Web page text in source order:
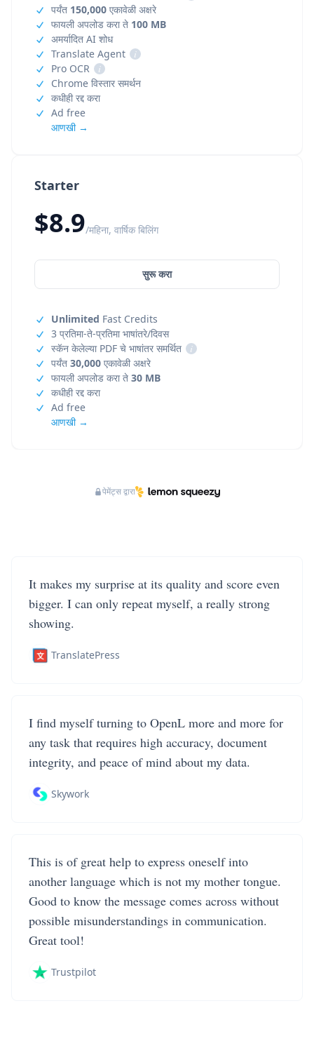
Starter
$8.9/महिना, वार्षिक बिलिंग
सुरू करा
Unlimited Fast Credits
3 प्रतिमा-ते-प्रतिमा भाषांतरे/दिवस
स्कॅन केलेल्या PDF चे भाषांतर समर्थित
i
पर्यंत 30,000 एकावेळी अक्षरे
फायली अपलोड करा ते 30 MB
कधीही रद्द करा
Ad free
आणखी →
पर्यंत 150,000 एकावेळी अक्षरे
फायली अपलोड करा ते 100 MB
अमर्यादित AI शोध
Translate Agent
i
Pro OCR
i
Chrome विस्तार समर्थन
कधीही रद्द करा
Ad free
आणखी →
पेमेंट्स द्वारा
It makes my surprise at its quality and score even
bigger. I can only repeat myself, a really strong
showing.
TranslatePress
I find myself turning to OpenL more and more for
any task that requires high accuracy, document
integrity, and peace of mind about my data.
Skywork
This is of great help to express oneself into
another language which is not my mother tongue.
Good to know the message comes across without
possible misunderstandings in communication.
Great tool!
Trustpilot